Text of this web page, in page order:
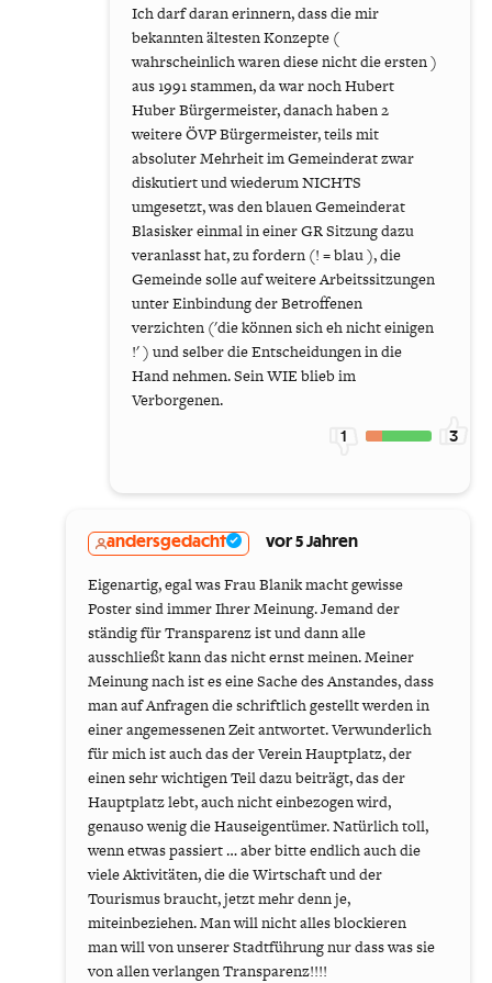
Ich darf daran erinnern, dass die mir
bekannten ältesten Konzepte (
wahrscheinlich waren diese nicht die ersten )
aus 1991 stammen, da war noch Hubert
Huber Bürgermeister, danach haben 2
weitere ÖVP Bürgermeister, teils mit
absoluter Mehrheit im Gemeinderat zwar
diskutiert und wiederum NICHTS
umgesetzt, was den blauen Gemeinderat
Blasisker einmal in einer GR Sitzung dazu
veranlasst hat, zu fordern (! = blau ), die
Gemeinde solle auf weitere Arbeitssitzungen
unter Einbindung der Betroffenen
verzichten ('die können sich eh nicht einigen
!' ) und selber die Entscheidungen in die
Hand nehmen. Sein WIE blieb im
Verborgenen.
1 3
andersgedacht vor 5 Jahren
Eigenartig, egal was Frau Blanik macht gewisse
Poster sind immer Ihrer Meinung. Jemand der
ständig für Transparenz ist und dann alle
ausschließt kann das nicht ernst meinen. Meiner
Meinung nach ist es eine Sache des Anstandes, dass
man auf Anfragen die schriftlich gestellt werden in
einer angemessenen Zeit antwortet. Verwunderlich
für mich ist auch das der Verein Hauptplatz, der
einen sehr wichtigen Teil dazu beiträgt, das der
Hauptplatz lebt, auch nicht einbezogen wird,
genauso wenig die Hauseigentümer. Natürlich toll,
wenn etwas passiert … aber bitte endlich auch die
viele Aktivitäten, die die Wirtschaft und der
Tourismus braucht, jetzt mehr denn je,
miteinbeziehen. Man will nicht alles blockieren
man will von unserer Stadtführung nur dass was sie
von allen verlangen Transparenz!!!!